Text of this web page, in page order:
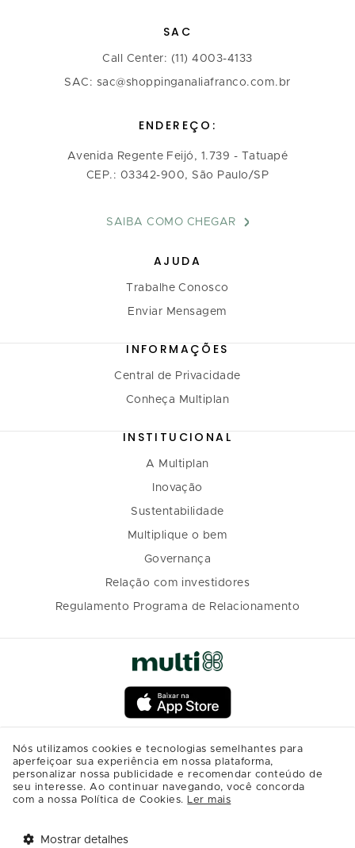
SAC
Call Center: (11) 4003-4133
SAC: sac@shoppinganaliafranco.com.br
ENDEREÇO:
Avenida Regente Feijó, 1.739 - Tatuapé
CEP.: 03342-900, São Paulo/SP
SAIBA COMO CHEGAR
AJUDA
Trabalhe Conosco
Enviar Mensagem
INFORMAÇÕES
Central de Privacidade
Conheça Multiplan
INSTITUCIONAL
A Multiplan
Inovação
Sustentabilidade
Multiplique o bem
Governança
Relação com investidores
Regulamento Programa de Relacionamento
Nós utilizamos cookies e tecnologias semelhantes para
aperfeiçoar sua experiência em nossa plataforma,
personalizar nossa publicidade e recomendar conteúdo de
seu interesse. Ao continuar navegando, você concorda
com a nossa Política de Cookies. Ler mais
Mostrar detalhes